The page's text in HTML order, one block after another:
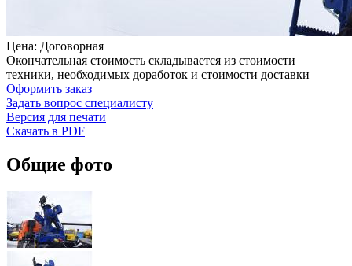
Цена: Договорная
Окончательная стоимость складывается из стоимости
техники, необходимых доработок и стоимости доставки
Оформить заказ
Задать вопрос специалисту
Версия для печати
Скачать в PDF
Общие фото